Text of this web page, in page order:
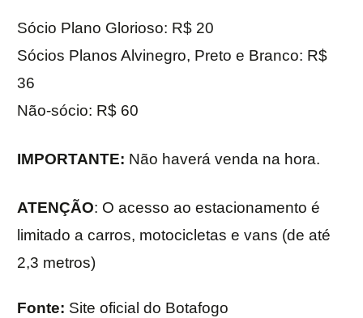
Sócio Plano Glorioso: R$ 20
Sócios Planos Alvinegro, Preto e Branco: R$
36
Não-sócio: R$ 60
IMPORTANTE: Não haverá venda na hora.
ATENÇÃO: O acesso ao estacionamento é
limitado a carros, motocicletas e vans (de até
2,3 metros)
Fonte: Site oficial do Botafogo